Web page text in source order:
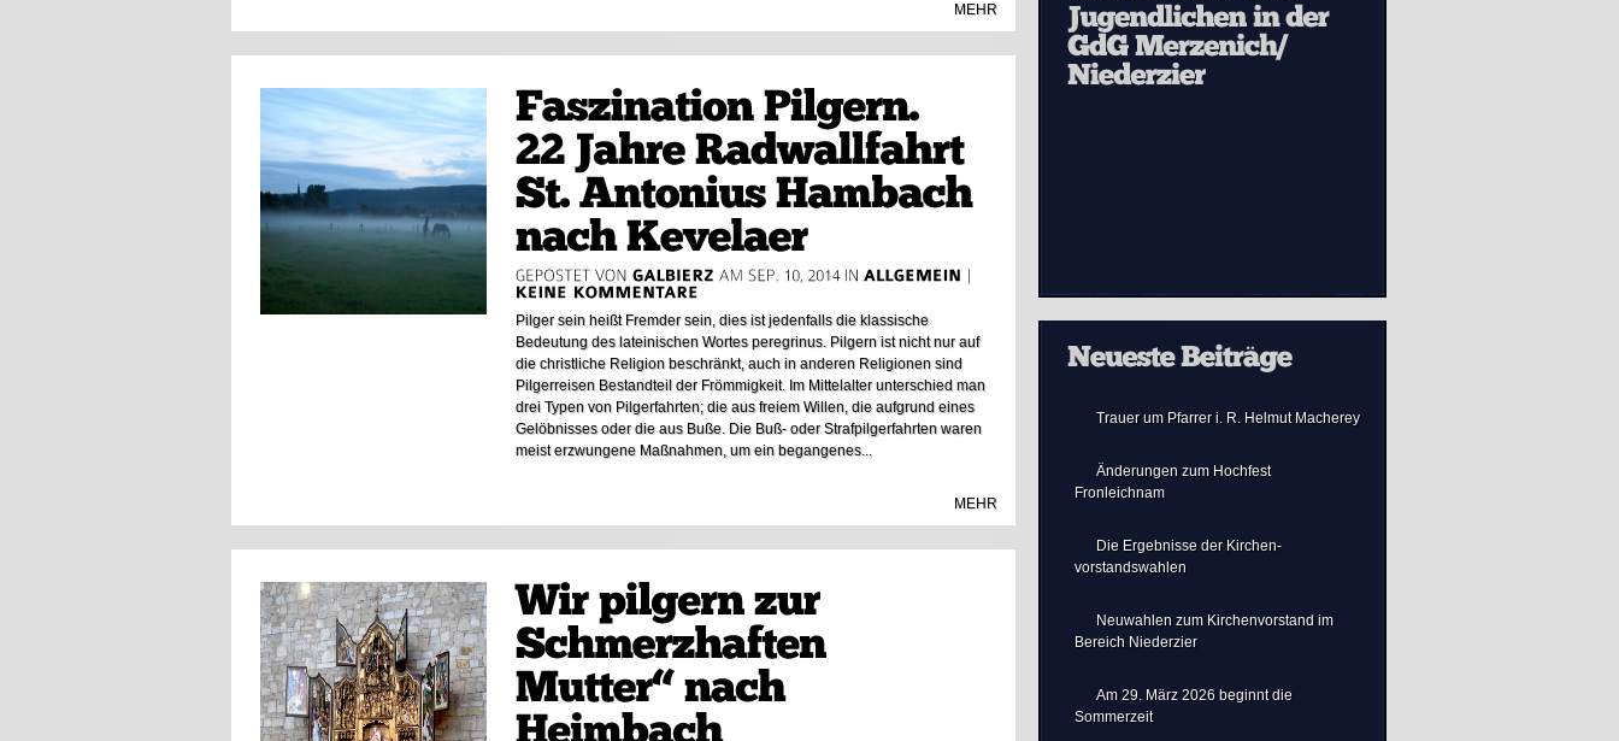
MEHR
Pilger sein heißt Fremder sein, dies ist jedenfalls die klassische
Bedeutung des lateinischen Wortes peregrinus. Pilgern ist nicht nur auf
die christliche Religion beschränkt, auch in anderen Religionen sind
Pilgerreisen Bestandteil der Frömmigkeit. Im Mittelalter unterschied man
drei Typen von Pilgerfahrten; die aus freiem Willen, die aufgrund eines
Gelöbnisses oder die aus Buße. Die Buß- oder Strafpilgerfahrten waren
meist erzwungene Maßnahmen, um ein begangenes...
MEHR
Trauer um Pfarrer i. R. Helmut Macherey
Änderungen zum Hochfest
Fronleichnam
Die Ergebnisse der Kirchen-
vorstandswahlen
Neuwahlen zum Kirchenvorstand im
Bereich Niederzier
Am 29. März 2026 beginnt die
Sommerzeit